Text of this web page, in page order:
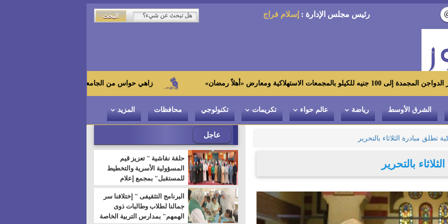
رئيس مجلس الإدارة : إسلام فراج
زاهي حواس من الجامعة اليابانية : "توت عنخ آمون" هو بطل المتحف «أهلاً رمضان»
الشرق الأوسط رياضة عالم حواء تكريمات تكنولوجي محافظات المزيد
تطلق مبادرة الثلاثاء بالتحرير
بالتحرير
عاجل
حلقة نقاشية " تعزيز قيم
المسؤولية الأسرية والتخطيط
للمستقبل" بمجمع إعلام
السويس
البرنامج التثقيفى " إختلافنا سر
جمالنا لطلاب وطالبات ذوى
الهمهم" بمدارس التربية الخاصة